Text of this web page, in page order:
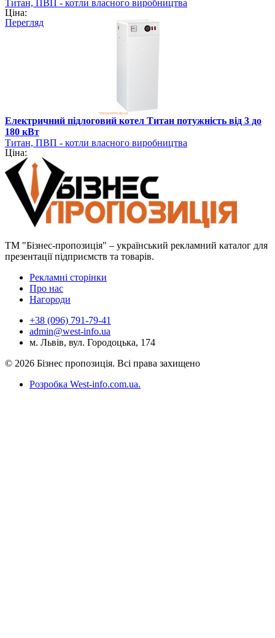
Титан, ПВП - котли власного виробництва
Ціна:
Перегляд
Електричний підлоговий котел Титан потужність від 3 до
180 кВт
Титан, ПВП - котли власного виробництва
Ціна:
ТМ "Бізнес-пропозиція" – український рекламний каталог для
презентації підприємств та товарів.
Рекламні сторінки
Про нас
Нагороди
+38 (096) 791-79-41
admin@west-info.ua
м. Львів, вул. Городоцька, 174
© 2026 Бізнес пропозиція. Всі права захищено
Розробка West-info.com.ua.